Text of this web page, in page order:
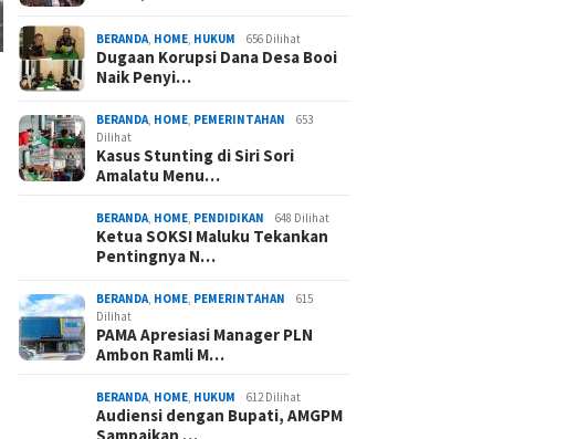
BERANDA HOME HUKUM 656 Dilihat
Dugaan Korupsi Dana Desa Booi
Naik Penyi…
BERANDA HOME PEMERINTAHAN
653
Dilihat
Kasus Stunting di Siri Sori
Amalatu Menu…
BERANDA HOME PENDIDIKAN 648 Dilihat
Ketua SOKSI Maluku Tekankan
Pentingnya N…
BERANDA HOME PEMERINTAHAN
615
Dilihat
PAMA Apresiasi Manager PLN
Ambon Ramli M…
BERANDA HOME HUKUM 612 Dilihat
Audiensi dengan Bupati, AMGPM